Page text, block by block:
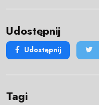
Udostępnij
Udostępnij
Tagi